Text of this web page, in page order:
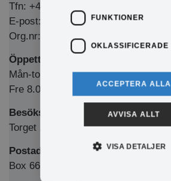
Tfn: +46 (0)571-281 00
E-post: kommun@eda.se
Org.nr: 212000-1769
Öppettider Medborgarkontor/växel
Mån-tors 8.00-12.00 & 13.00-16.00
Fre 8.00-12.00 & 13.00-15.00
Besöksadress
Torget 1, 673 32 Charlottenberg
Postadress
Box 66, 673 22 Charlottenberg
FUNKTIONER
OKLASSIFICERADE
ACCEPTERA ALLA
AVVISA ALLT
VISA DETALJER